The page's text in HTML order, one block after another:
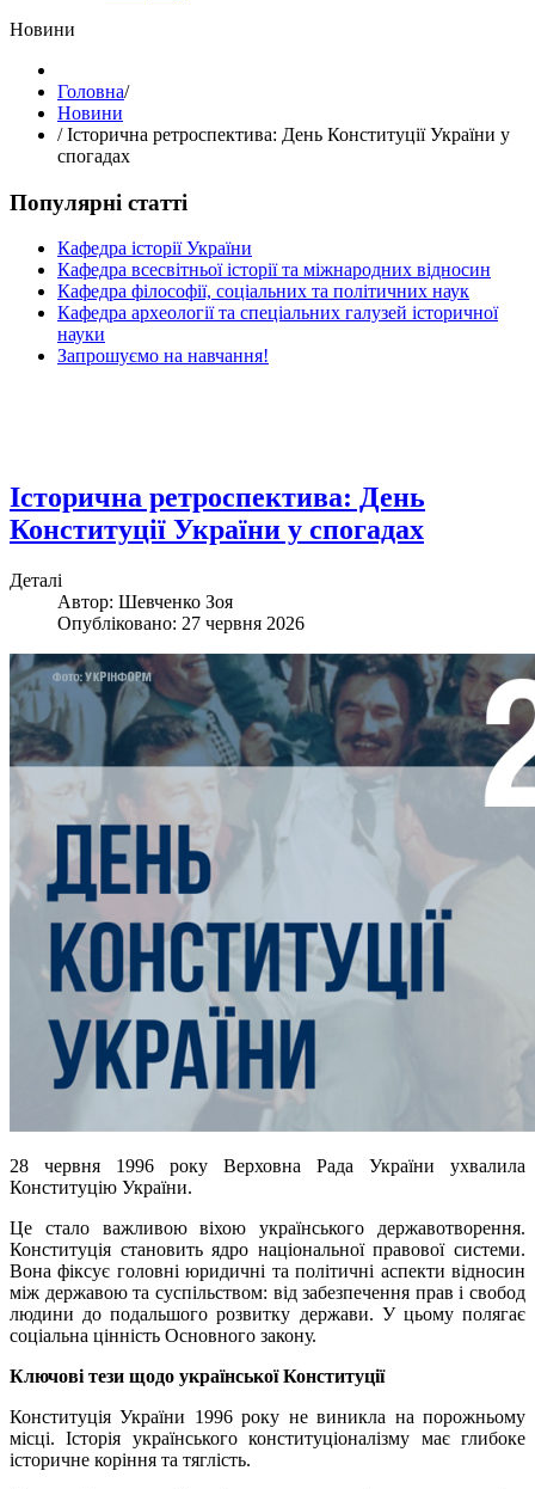
Hовини
Головна/
Hовини
/Історична ретроспектива: День Конституції України у
спогадах
Популярні статті
Кафедра історії України
Кафедра всесвітньої історії та міжнародних відносин
Кафедра філософії, соціальних та політичних наук
Кафедра археології та спеціальних галузей історичної
науки
Запрошуємо на навчання!
Історична ретроспектива: День
Конституції України у спогадах
Деталі
Автор: Шевченко Зоя
Опубліковано: 27 червня 2026
28 червня 1996 року Верховна Рада України ухвалила
Конституцію України.
Це стало важливою віхою українського державотворення.
Конституція становить ядро національної правової системи.
Вона фіксує головні юридичні та політичні аспекти відносин
між державою та суспільством: від забезпечення прав і свобод
людини до подальшого розвитку держави. У цьому полягає
соціальна цінність Основного закону.
Ключові тези щодо української Конституції
Конституція України 1996 року не виникла на порожньому
місці. Історія українського конституціоналізму має глибоке
історичне коріння та тяглість.